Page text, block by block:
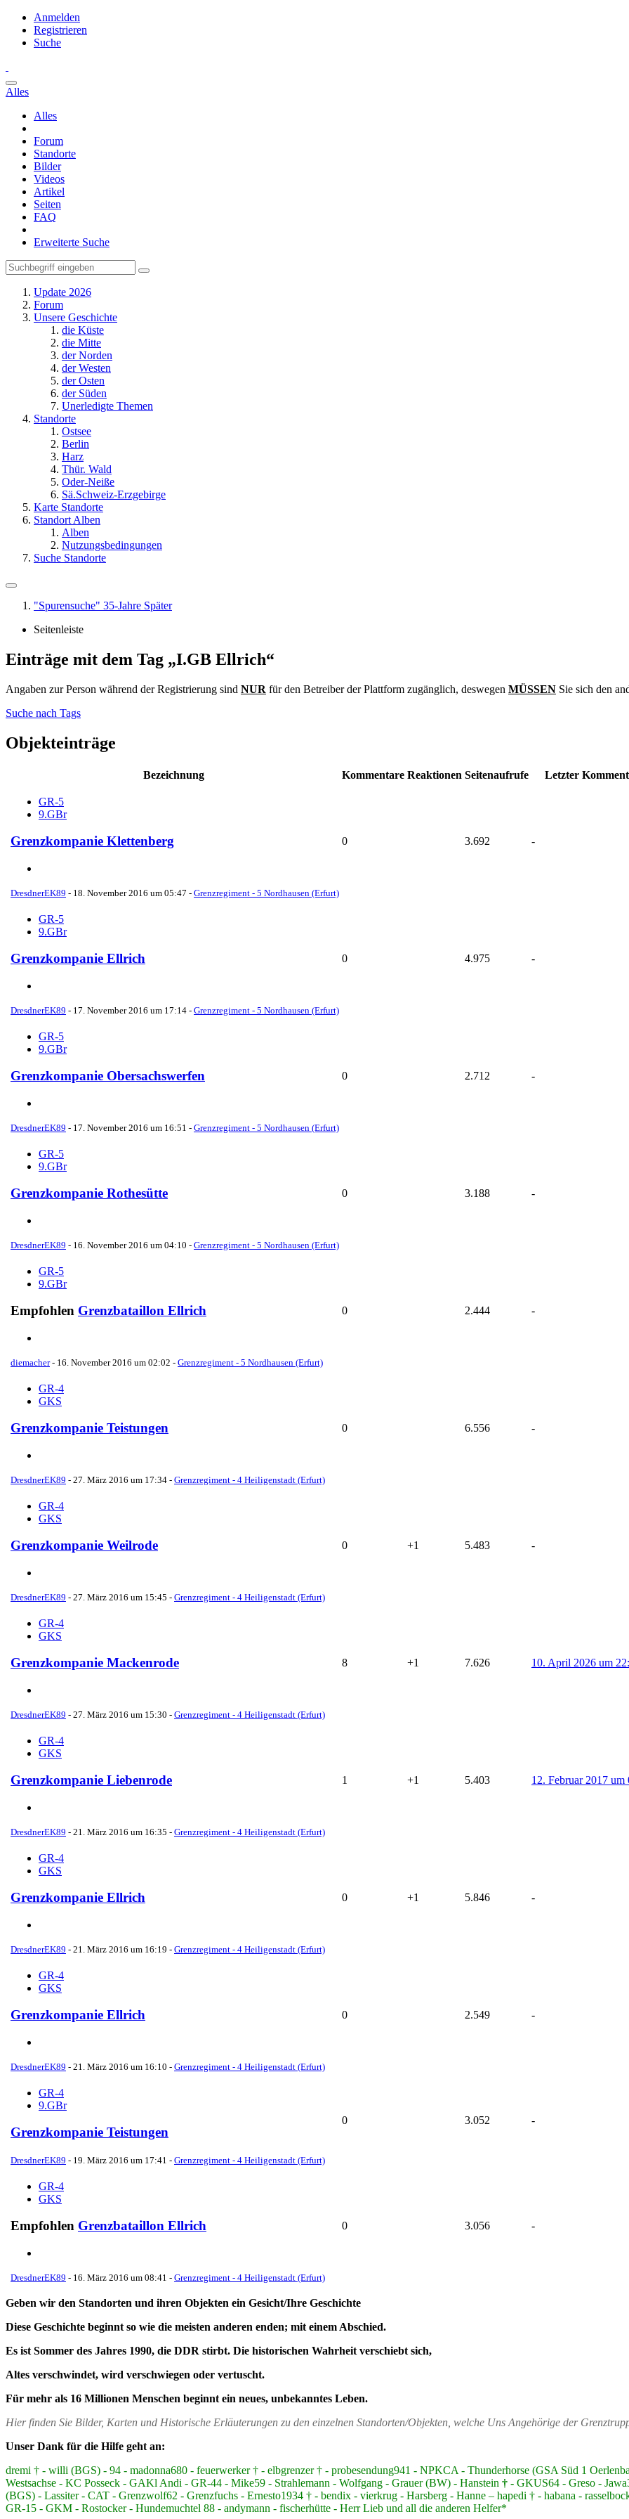
Anmelden
Registrieren
Suche
Alles
Alles
Forum
Standorte
Bilder
Videos
Artikel
Seiten
FAQ
Erweiterte Suche
Update 2026
Forum
Unsere Geschichte
die Küste
die Mitte
der Norden
der Westen
der Osten
der Süden
Unerledigte Themen
Standorte
Ostsee
Berlin
Harz
Thür. Wald
Oder-Neiße
Sä.Schweiz-Erzgebirge
Karte Standorte
Standort Alben
Alben
Nutzungsbedingungen
Suche Standorte
"Spurensuche" 35-Jahre Später
Seitenleiste
Einträge mit dem Tag „I.GB Ellrich“
Angaben zur Person während der Registrierung sind NUR für den Betreiber der Plattform zugänglich, deswegen MÜSSEN Sie sich den
Suche nach Tags
Objekteinträge
Bezeichnung Kommentare Reaktionen Seitenaufrufe Letzter
GR-5
9.GBr
Grenzkompanie Klettenberg
DresdnerEK89 - 18. November 2016 um 05:47 - Grenzregiment - 5 Nordhausen (Erfurt)
0 3.692 -
GR-5
9.GBr
Grenzkompanie Ellrich
DresdnerEK89 - 17. November 2016 um 17:14 - Grenzregiment - 5 Nordhausen (Erfurt)
0 4.975 -
GR-5
9.GBr
Grenzkompanie Obersachswerfen
DresdnerEK89 - 17. November 2016 um 16:51 - Grenzregiment - 5 Nordhausen (Erfurt)
0 2.712 -
GR-5
9.GBr
Grenzkompanie Rothesütte
DresdnerEK89 - 16. November 2016 um 04:10 - Grenzregiment - 5 Nordhausen (Erfurt)
0 3.188 -
GR-5
9.GBr
Empfohlen Grenzbataillon Ellrich
diemacher- 16. November 2016 um 02:02 - Grenzregiment - 5 Nordhausen (Erfurt)
0 2.444 -
GR-4
GKS
Grenzkompanie Teistungen
DresdnerEK89 - 27. März 2016 um 17:34 - Grenzregiment - 4 Heiligenstadt (Erfurt)
0 6.556 -
GR-4
GKS
Grenzkompanie Weilrode
DresdnerEK89 - 27. März 2016 um 15:45 - Grenzregiment - 4 Heiligenstadt (Erfurt)
0 +1 5.483 -
GR-4
GKS
Grenzkompanie Mackenrode
DresdnerEK89 - 27. März 2016 um 15:30 - Grenzregiment - 4 Heiligenstadt (Erfurt)
8 +1 7.626 10. April 2026 um
GR-4
GKS
Grenzkompanie Liebenrode
DresdnerEK89 - 21. März 2016 um 16:35 - Grenzregiment - 4 Heiligenstadt (Erfurt)
1 +1 5.403 12. Februar 2017 um
GR-4
GKS
Grenzkompanie Ellrich
DresdnerEK89 - 21. März 2016 um 16:19 - Grenzregiment - 4 Heiligenstadt (Erfurt)
0 +1 5.846 -
GR-4
GKS
Grenzkompanie Ellrich
DresdnerEK89 - 21. März 2016 um 16:10 - Grenzregiment - 4 Heiligenstadt (Erfurt)
0 2.549 -
GR-4
9.GBr
Grenzkompanie Teistungen
DresdnerEK89 - 19. März 2016 um 17:41 - Grenzregiment - 4 Heiligenstadt (Erfurt)
0 3.052 -
GR-4
GKS
Empfohlen Grenzbataillon Ellrich
DresdnerEK89 - 16. März 2016 um 08:41 - Grenzregiment - 4 Heiligenstadt (Erfurt)
0 3.056 -
Geben wir den Standorten und ihren Objekten ein Gesicht/Ihre Geschichte
Diese Geschichte beginnt so wie die meisten anderen enden; mit einem Abschied.
Es ist Sommer des Jahres 1990, die DDR stirbt. Die historischen Wahrheit verschiebt sich,
Altes verschwindet, wird verschwiegen oder vertuscht.
Für mehr als 16 Millionen Menschen beginnt ein neues, unbekanntes Leben.
Hier finden Sie Bilder, Karten und Historische Erläuterungen zu den einzelnen Standorten/Objekten, welche Uns Angehörige der
Unser Dank für die Hilfe geht an:
dremi † - willi (BGS) - 94 - madonna680 - feuerwerker † - elbgrenzer † - probesendung941 - NPKCA - Thunderhorse (GSA Süd 1
Westsachse - KC Posseck - GAKl Andi - GR-44 - Mike59 - Strahlemann - Wolfgang - Grauer (BW) - Hanstein † - GKUS64 - Greso -
(BGS) - Lassiter - CAT - Grenzwolf62 - Grenzfuchs - Ernesto1934 † - bendix - vierkrug - Harsberg - Hanne – hapedi † - habana -
GR-15 - GKM - Rostocker - Hundemuchtel 88 - andymann - fischerhütte - Herr Lieb und all die anderen Helfer*